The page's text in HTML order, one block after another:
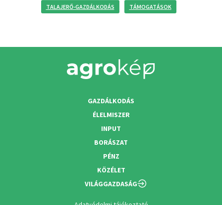
TALAJERŐ-GAZDÁLKODÁS TÁMOGATÁSOK
GAZDÁLKODÁS
ÉLELMISZER
INPUT
BORÁSZAT
PÉNZ
KÖZÉLET
VILÁGGAZDASÁG